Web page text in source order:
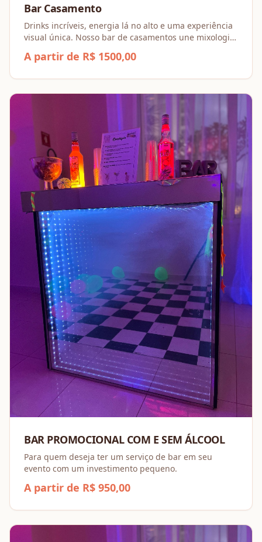
Bar Casamento
Drinks incríveis, energia lá no alto e uma experiência
visual única. Nosso bar de casamentos une mixologia
pista nunca pare e cada gole seja memorável
A partir de R$ 1500,00
BAR PROMOCIONAL COM E SEM ÁLCOOL
Para quem deseja ter um serviço de bar em seu
evento com um investimento pequeno.
A partir de R$ 950,00